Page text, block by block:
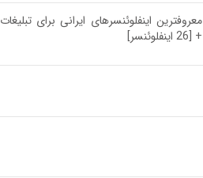
معروفترین اینفلوئنسرهای ایرانی برای تبلیغات
+ [26 اینفلوئنسر]